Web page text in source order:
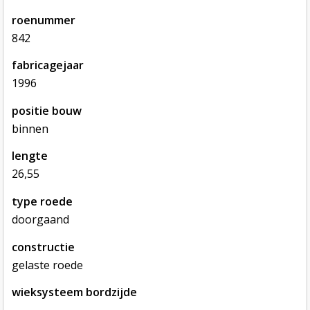
roenummer
842
fabricagejaar
1996
positie bouw
binnen
lengte
26,55
type roede
doorgaand
constructie
gelaste roede
wieksysteem bordzijde